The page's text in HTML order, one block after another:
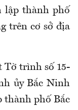
lập thành phố
trên cơ sở địa
Tờ trình số 15-
ủy Bắc Ninh
thành phố Bắc